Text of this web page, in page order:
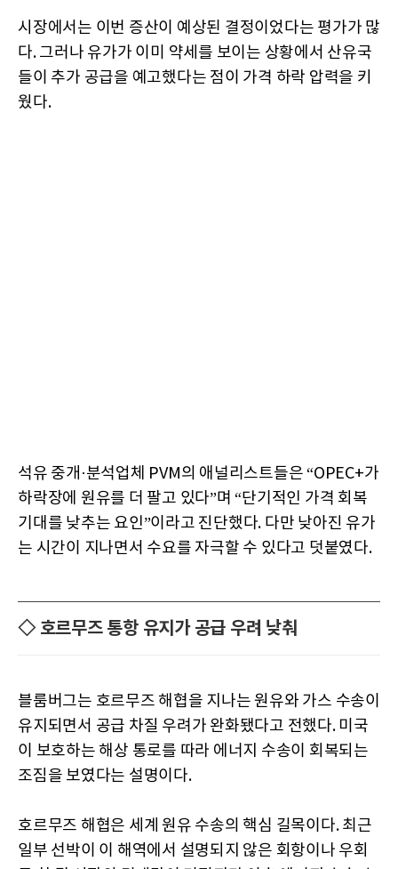
시장에서는 이번 증산이 예상된 결정이었다는 평가가 많
다. 그러나 유가가 이미 약세를 보이는 상황에서 산유국
들이 추가 공급을 예고했다는 점이 가격 하락 압력을 키
웠다.
석유 중개·분석업체 PVM의 애널리스트들은 “OPEC+가
하락장에 원유를 더 팔고 있다”며 “단기적인 가격 회복
기대를 낮추는 요인”이라고 진단했다. 다만 낮아진 유가
는 시간이 지나면서 수요를 자극할 수 있다고 덧붙였다.
◇ 호르무즈 통항 유지가 공급 우려 낮춰
블룸버그는 호르무즈 해협을 지나는 원유와 가스 수송이
유지되면서 공급 차질 우려가 완화됐다고 전했다. 미국
이 보호하는 해상 통로를 따라 에너지 수송이 회복되는
조짐을 보였다는 설명이다.
호르무즈 해협은 세계 원유 수송의 핵심 길목이다. 최근
일부 선박이 이 해역에서 설명되지 않은 회항이나 우회